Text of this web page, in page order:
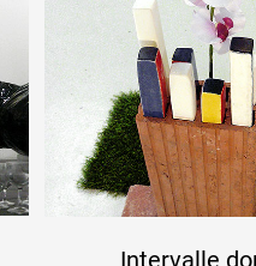
Intervalle